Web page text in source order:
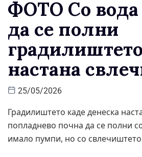
ФОТО Со вода
да се полни
настана
25/05/2026
Градилиштето каде денеска
попладнево почна да се полни
имало пумпи, но со